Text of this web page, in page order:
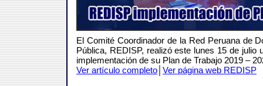
El Comité Coordinador de la Red Peruana de
Pública, REDISP, realizó este lunes 15 de
implementación de su Plan de Trabajo 2019 –
Ver artículo completo Ver página web REDISP